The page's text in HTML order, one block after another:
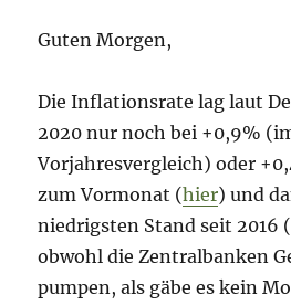
Guten Morgen,
Die Inflationsrate lag laut
2020 nur noch bei +0,9%
Vorjahresvergleich) oder
zum Vormonat (hier) und
niedrigsten Stand seit 2016 (
obwohl die Zentralbanken
pumpen, als gäbe es kein